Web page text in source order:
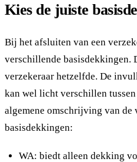
Kies de juiste
Bij het afsluiten van een
verschillende basisdekkingen.
verzekeraar hetzelfde. De
kan wel licht verschillen
algemene omschrijving van de
basisdekkingen:
WA: biedt alleen dekking